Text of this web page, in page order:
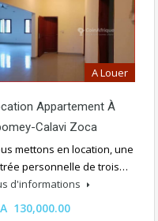
A Louer
Appartement À
Calavi Zoca
mettons en location, une
personnelle de trois…
d'informations
130,000.00